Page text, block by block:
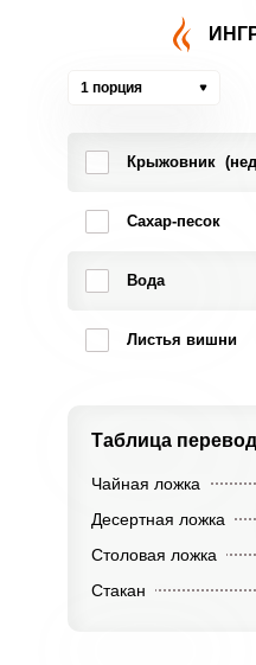
1 порция
Крыжовник
Сахар-песок
Вода
Листья вишни
Таблица
Чайная ложка
Десертная ложка
Столовая ложка
Стакан